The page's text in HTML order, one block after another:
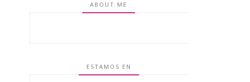
ABOUT ME
ESTAMOS EN